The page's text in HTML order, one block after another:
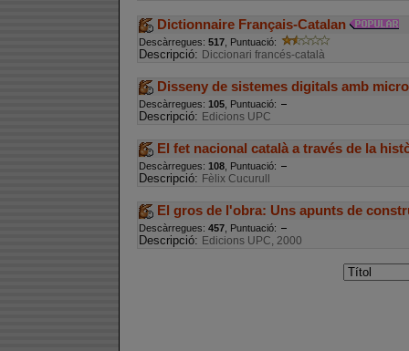
Dictionnaire Français-Catalan
Descàrregues: 517, Puntuació:
Descripció: Diccionari francés-català
Disseny de sistemes digitals amb
Descàrregues: 105, Puntuació:
Descripció: Edicions UPC
El fet nacional català a través de la
Descàrregues: 108, Puntuació:
Descripció: Fèlix Cucurull
El gros de l'obra: Uns apunts de
Descàrregues: 457, Puntuació:
Descripció: Edicions UPC, 2000